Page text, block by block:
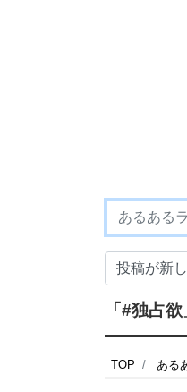
「#独占
TOP ある